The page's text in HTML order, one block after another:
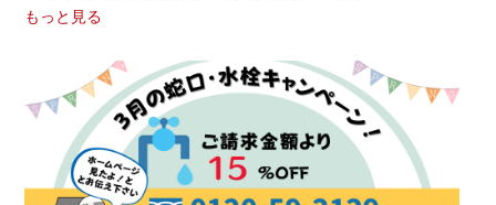
もっと見る